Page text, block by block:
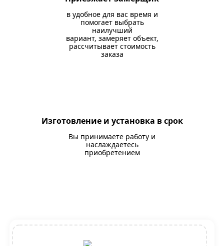
в удобное для вас время и
помогает выбрать
наилучший
вариант, замеряет объект,
рассчитывает стоимость
заказа
Изготовление и установка в срок
Вы принимаете работу и
наслаждаетесь
приобретением